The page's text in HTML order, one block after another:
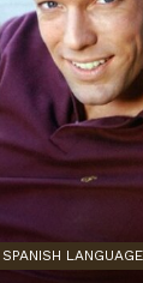
SPANISH LANGUAGE